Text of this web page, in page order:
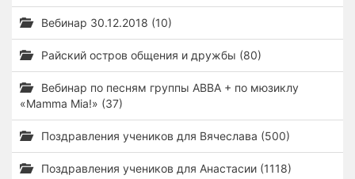
Вебинар 30.12.2018 (10)
Райский остров общения и дружбы (80)
Вебинар по песням группы ABBA + по мюзиклу
«Mamma Mia!» (37)
Поздравления учеников для Вячеслава (500)
Поздравления учеников для Анастасии (1118)